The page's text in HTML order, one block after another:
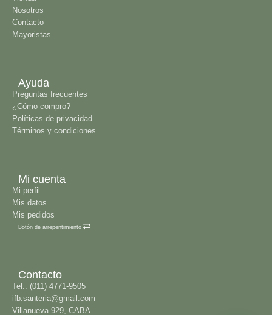
Nosotros
Contacto
Mayoristas
Ayuda
Preguntas frecuentes
¿Cómo compro?
Políticas de privacidad
Términos y condiciones
Mi cuenta
Mi perfil
Mis datos
Mis pedidos
Botón de arrepentimiento
Contacto
Tel.: (011) 4771-9505
ifb.santeria@gmail.com
Villanueva 929, CABA